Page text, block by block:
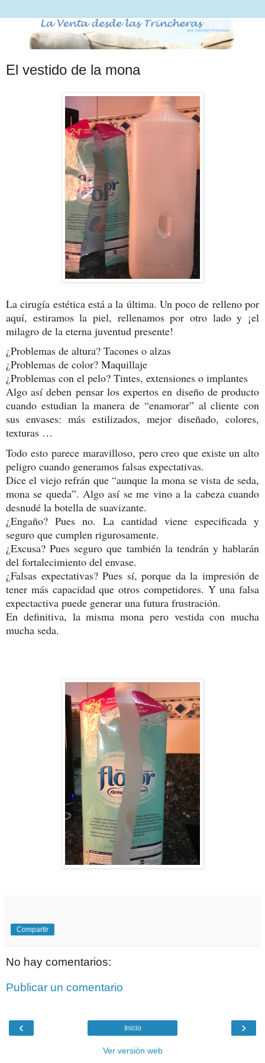
El vestido de la mona
La cirugía estética está a la última. Un poco de relleno por
aquí, estiramos la piel, rellenamos por otro lado y ¡el
milagro de la eterna juventud presente!
¿Problemas de altura? Tacones o alzas
¿Problemas de color? Maquillaje
¿Problemas con el pelo? Tintes, extensiones o implantes
Algo así deben pensar los expertos en diseño de producto
cuando estudian la manera de “enamorar” al cliente con
sus envases: más estilizados, mejor diseñado, colores,
texturas …
Todo esto parece maravilloso, pero creo que existe un alto
peligro cuando generamos falsas expectativas.
Dice el viejo refrán que “aunque la mona se vista de seda,
mona se queda”. Algo así se me vino a la cabeza cuando
desnudé la botella de suavizante.
¿Engaño? Pues no. La cantidad viene especificada y
seguro que cumplen rigurosamente.
¿Excusa? Pues seguro que también la tendrán y hablarán
del fortalecimiento del envase.
¿Falsas expectativas? Pues sí, porque da la impresión de
tener más capacidad que otros competidores. Y una falsa
expectactiva puede generar una futura frustración.
En definitiva, la misma mona pero vestida con mucha
mucha seda.
Compartir
No hay comentarios:
Publicar un comentario
‹ ›
Inicio
Ver versión web